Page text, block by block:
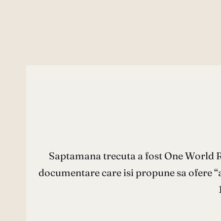
Saptamana trecuta a fost One World
documentare care isi propune sa ofere